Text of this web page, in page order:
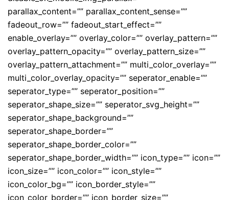
parallax_content=”” parallax_content_sense=””
fadeout_row=”” fadeout_start_effect=””
enable_overlay=”” overlay_color=”” overlay_pattern=””
overlay_pattern_opacity=”” overlay_pattern_size=””
overlay_pattern_attachment=”” multi_color_overlay=””
multi_color_overlay_opacity=”” seperator_enable=””
seperator_type=”” seperator_position=””
seperator_shape_size=”” seperator_svg_height=””
seperator_shape_background=””
seperator_shape_border=””
seperator_shape_border_color=””
seperator_shape_border_width=”” icon_type=”” icon=””
icon_size=”” icon_color=”” icon_style=””
icon_color_bg=”” icon_border_style=””
icon_color_border=”” icon_border_size=””